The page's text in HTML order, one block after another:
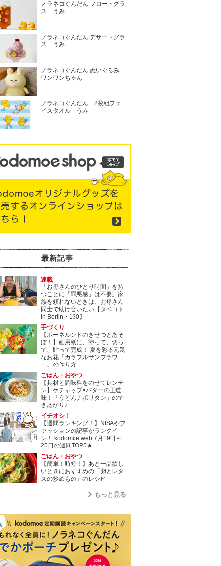
ノラネコぐんだん フロートグラ
ス うみ
ノラネコぐんだん デザートグラ
ス うみ
ノラネコぐんだん ぬいぐるみ
ワンワンちゃん
ノラネコぐんだん 2枚組フェ
イスタオル うみ
最新記事
連載
「お母さんのひとり時間」を持
つことに「罪悪感」は不要。家
族を頼れないときは、お母さん
同士で助け合いたい【タベコト
in Berlin・130】
手づくり
【ボーネルンドのきせつとあそ
ぼ！】画用紙に、塗って、切っ
て、貼って完成！ 夏を彩る元気
なお花「カラフルサンフラワ
ー」の作り方
ごはん・おやつ
【具材と調味料をのせてレンチ
ン】ケチャップ×バターの王道
味！「うどんナポリタン」ので
きあがり♪
イチオシ！
【週間ランキング！】NISAやフ
ァッションの記事がランクイ
ン！ kodomoe web 7月19日～
25日の週間TOP5★
ごはん・おやつ
【簡単！時短！】あと一品欲し
いときにおすすめの「卵とレタ
スの炒めもの」のレシピ
もっと見る